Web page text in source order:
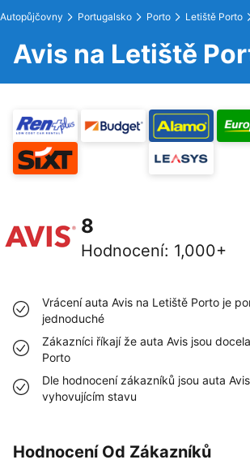
Autopůjčovny Portugalsko Porto Letiště Porto
Avis na Letiště
8
Hodnocení: 1,000+
Vrácení auta Avis na Letiště Porto je
jednoduché
Zákazníci říkají že auta Avis jsou
Porto
Dle hodnocení zákazníků jsou auta
vyhovujícím stavu
Hodnocení Od Zákazníků